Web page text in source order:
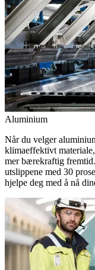
Aluminium
Når du velger
klimaeffektivt
mer bærekraftig
utslippene med 30
hjelpe deg med å nå